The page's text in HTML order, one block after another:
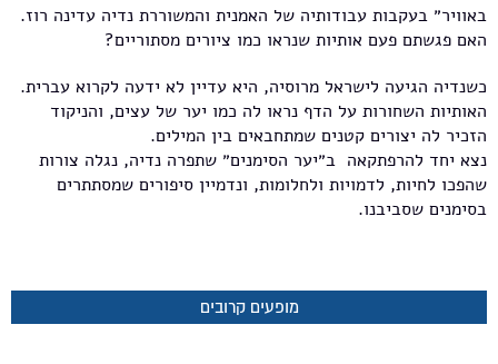
באוויר״ בעקבות עבודותיה של האמנית והמשוררת נדיה עדינה רוז.
האם פגשתם פעם אותיות שנראו כמו ציורים מסתוריים?
כשנדיה הגיעה לישראל מרוסיה, היא עדיין לא ידעה לקרוא עברית.
האותיות השחורות על הדף נראו לה כמו יער של עצים, והניקוד
הזכיר לה יצורים קטנים שמתחבאים בין המילים.
נצא יחד להרפתקאה ב״יער הסימנים״ שתפרה נדיה, נגלה צורות
שהפכו לחיות, לדמויות ולחלומות, ונדמיין סיפורים שמסתתרים
בסימנים שסביבנו.
מופעים קרובים